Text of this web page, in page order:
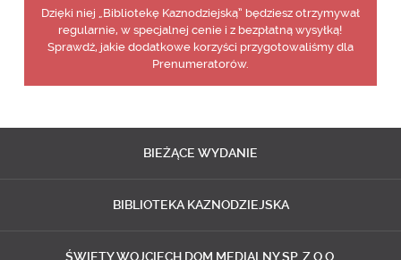
Dzięki niej „Bibliotekę Kaznodziejską” będziesz otrzymywał
regularnie, w specjalnej cenie i z bezpłatną wysyłką!
Sprawdź, jakie dodatkowe korzyści przygotowaliśmy dla
Prenumeratorów.
BIEŻĄCE WYDANIE
BIBLIOTEKA KAZNODZIEJSKA
ŚWIĘTY WOJCIECH DOM MEDIALNY SP. Z O.O.